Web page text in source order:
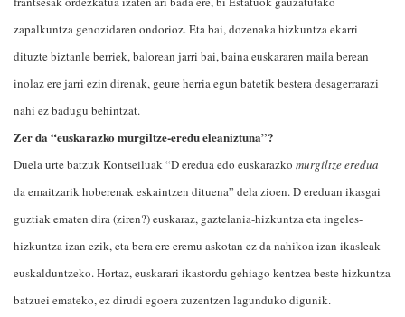
zapalkuntza genozidaren ondorioz. Eta bai, dozenaka hizkuntza ekarri
dituzte biztanle berriek, balorean jarri bai, baina euskararen maila berean
inolaz ere jarri ezin direnak, geure herria egun batetik bestera desagerrarazi
nahi ez badugu behintzat.
Zer da “euskarazko murgiltze-eredu eleaniztuna”?
Duela urte batzuk Kontseiluak “D eredua edo euskarazko murgiltze eredua
da emaitzarik hoberenak eskaintzen dituena” dela zioen. D ereduan ikasgai
guztiak ematen dira (ziren?) euskaraz, gaztelania-hizkuntza eta ingeles-
hizkuntza izan ezik, eta bera ere eremu askotan ez da nahikoa izan ikasleak
euskalduntzeko. Hortaz, euskarari ikastordu gehiago kentzea beste hizkuntza
batzuei emateko, ez dirudi egoera zuzentzen lagunduko digunik.